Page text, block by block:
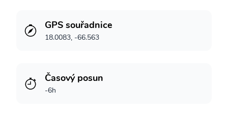
GPS souřadnice
18.0083, -66.563
Časový posun
-6h